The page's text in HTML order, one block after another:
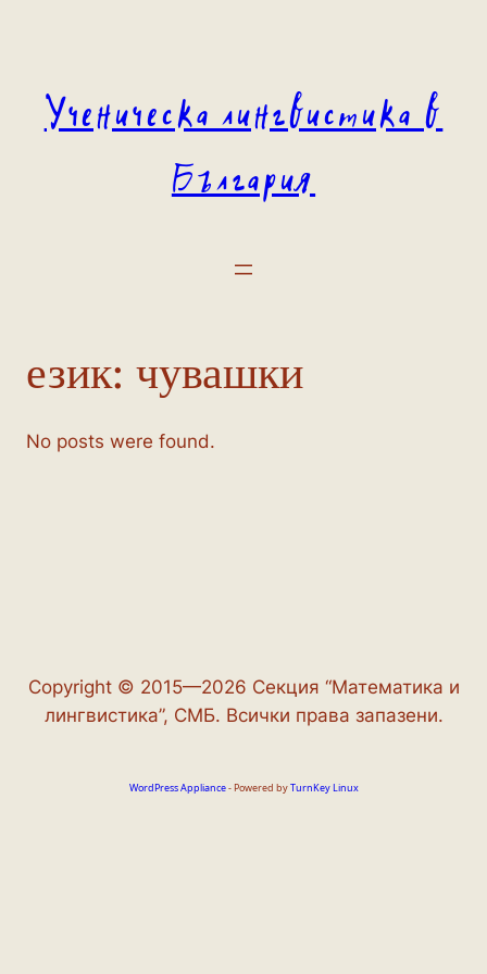
Ученическа лингвистика в
България
език: чувашки
No posts were found.
Copyright © 2015—2026 Секция “Математика и
лингвистика”, СМБ. Всички права запазени.
WordPress Appliance- Powered byTurnKey Linux